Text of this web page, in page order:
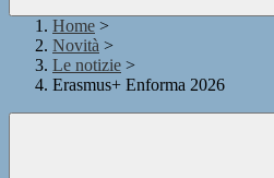
Home >
Novità >
Le notizie >
Erasmus+ Enforma 2026